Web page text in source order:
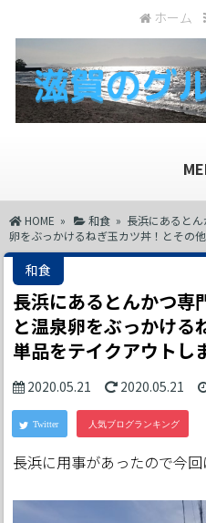
ホーム
HOME » 和食 » 長浜にあると
卵をぶっかけるねぎ玉カツ丼！とその
和食
長浜にあるとんかつ専
と温泉卵をぶっかける
単品をテイクアウトし
2020.05.21 2020.05.21
長浜に用事があったので今回